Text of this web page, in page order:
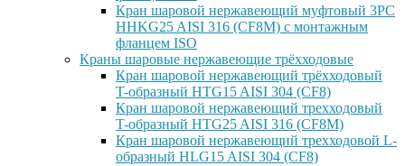
Кран шаровой нержавеющий муфтовый 3PC
HHKG25 AISI 316 (CF8M) с монтажным
фланцем ISO
Краны шаровые нержавеющие трёхходовые
Кран шаровой нержавеющий трёхходовый
T-образный HTG15 AISI 304 (CF8)
Кран шаровой нержавеющий трехходовый
T-образный HTG25 AISI 316 (CF8M)
Кран шаровой нержавеющий трехходовой L-
образный HLG15 AISI 304 (CF8)